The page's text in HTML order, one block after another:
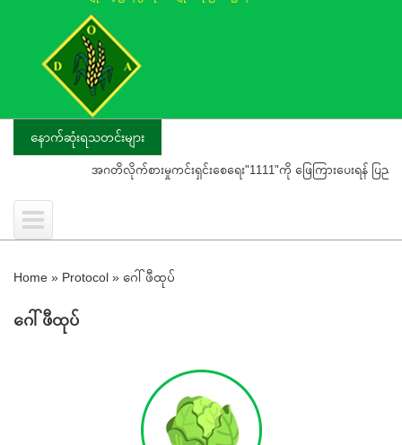
နောက်ဆုံးရသတင်းများ
အဂတိလိုက်စားမှုကင်းရှင်းစေရေး"1111"ကို ဖြေကြားပေးရန် ပြည်သူသို့ သတိ
Home » Protocol » ‌‌‌ဂေါ်ဖီထုပ်
‌‌‌ဂေါ်ဖီထုပ်